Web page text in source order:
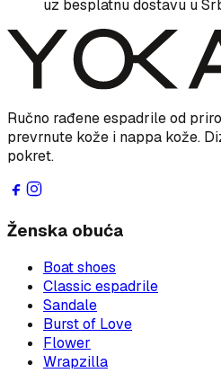
uz besplatnu dostavu u
Ručno rađene espadrile od
prevrnute kože i nappa kože.
pokret.
Ženska obuća
Boat shoes
Classic espadrile
Sandale
Burst of Love
Flower
Wrapzilla